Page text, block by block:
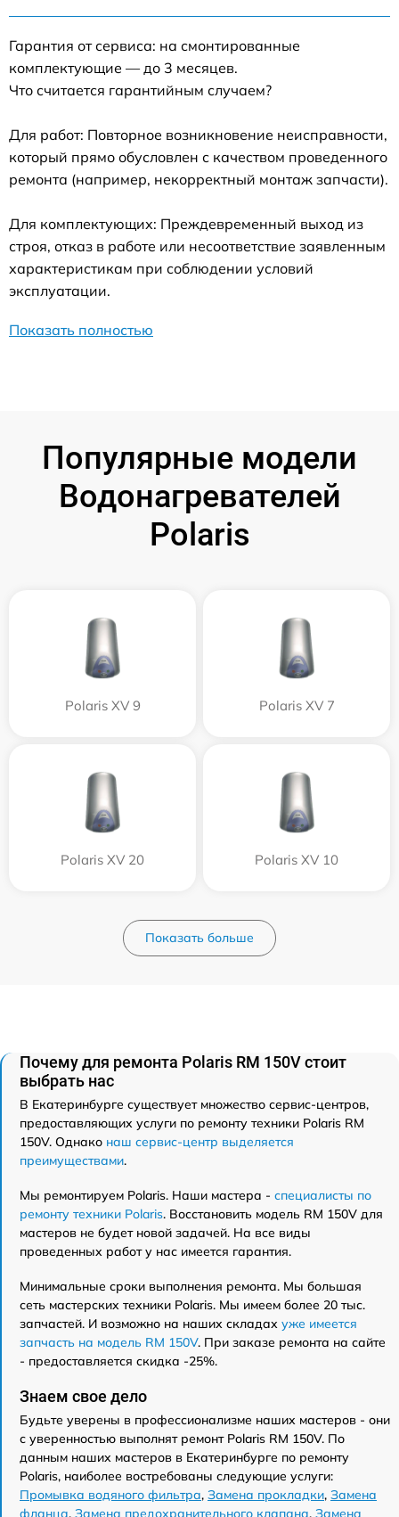
Гарантия от сервиса: на смонтированные
комплектующие — до 3 месяцев.
Что считается гарантийным случаем?
Для работ: Повторное возникновение неисправности,
который прямо обусловлен с качеством проведенного
ремонта (например, некорректный монтаж запчасти).
Для комплектующих: Преждевременный выход из
строя, отказ в работе или несоответствие заявленным
характеристикам при соблюдении условий
эксплуатации.
Показать полностью
Популярные модели
Водонагревателей
Polaris
Polaris XV 9 Polaris XV 7
Polaris XV 20 Polaris XV 10
Показать больше
Почему для ремонта Polaris RM 150V стоит
выбрать нас
В Екатеринбурге существует множество сервис-центров,
предоставляющих услуги по ремонту техники Polaris RM
150V. Однако наш сервис-центр выделяется
преимуществами.
Мы ремонтируем Polaris. Наши мастера - специалисты по
ремонту техники Polaris. Восстановить модель RM 150V для
мастеров не будет новой задачей. На все виды
проведенных работ у нас имеется гарантия.
Минимальные сроки выполнения ремонта. Мы большая
сеть мастерских техники Polaris. Мы имеем более 20 тыс.
запчастей. И возможно на наших складах уже имеется
запчасть на модель RM 150V. При заказе ремонта на сайте
- предоставляется скидка -25%.
Знаем свое дело
Будьте уверены в профессионализме наших мастеров - они
с уверенностью выполнят ремонт Polaris RM 150V. По
данным наших мастеров в Екатеринбурге по ремонту
Polaris, наиболее востребованы следующие услуги:
Промывка водяного фильтра, Замена прокладки, Замена
фланца, Замена предохранительного клапана, Замена